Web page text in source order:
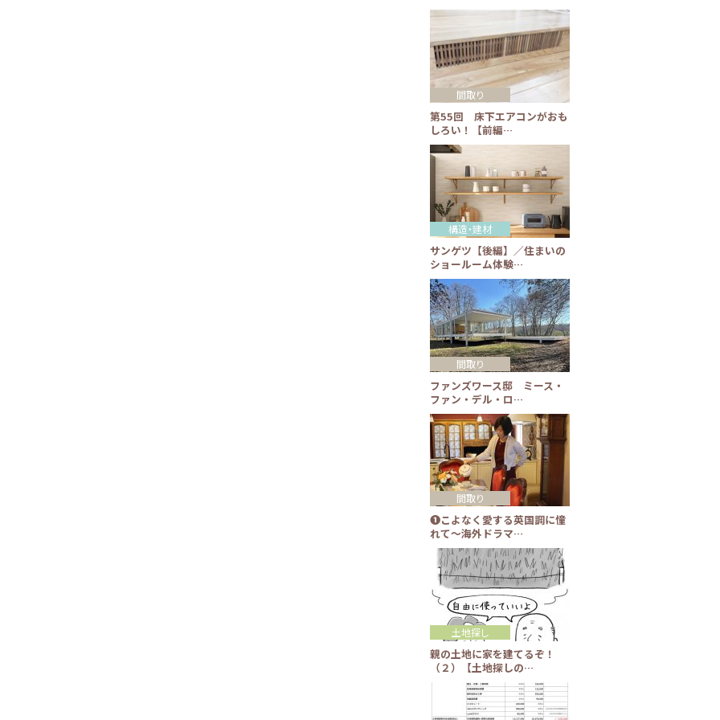
第55回 床下エアコンがおも
しろい！【前編…
間取り
サンゲツ【後編】／住まいの
ショールーム体験…
構造・建材
ファンズワース邸 ミース・
ファン・デル・ロ…
間取り
❶こよなく愛する英国調に憧
れて～海外ドラマ…
間取り
親の土地に家を建てるぞ！
（２）【土地探しの…
土地探し